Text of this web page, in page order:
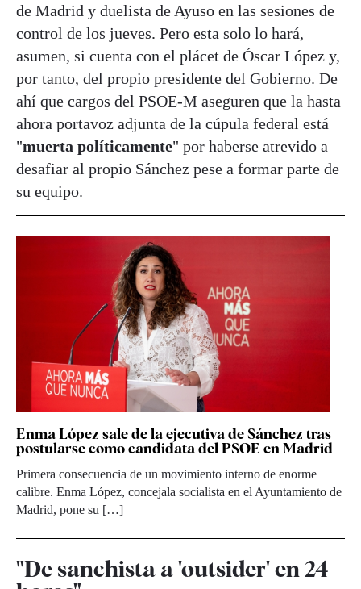
de Madrid y duelista de Ayuso en las sesiones de
control de los jueves. Pero esta solo lo hará,
asumen, si cuenta con el plácet de Óscar López y,
por tanto, del propio presidente del Gobierno. De
ahí que cargos del PSOE-M aseguren que la hasta
ahora portavoz adjunta de la cúpula federal está
"muerta políticamente" por haberse atrevido a
desafiar al propio Sánchez pese a formar parte de
su equipo.
Enma López sale de la ejecutiva de Sánchez tras
postularse como candidata del PSOE en Madrid
Primera consecuencia de un movimiento interno de enorme
calibre. Enma López, concejala socialista en el Ayuntamiento de
Madrid, pone su […]
"De sanchista a 'outsider' en 24